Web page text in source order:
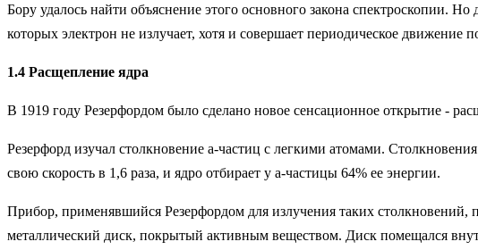
Бору удалось найти объяснение этого основного закона спектроскопии.
которых электрон не излучает, хотя и совершает периодическое движение
1.4 Расщепление ядра
В 1919 году Резерфордом было сделано новое сенсационное открытие -
Резерфорд изучал столкновение a-частиц с легкими атомами.
свою скорость в 1,6 раза, и ядро отбирает у a-частицы 64% ее энергии.
Прибор, применявшийся Резерфордом для излучения таких
металлический диск, покрытый активным веществом. Диск помещался